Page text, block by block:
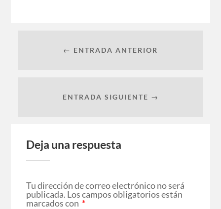
← ENTRADA ANTERIOR
ENTRADA SIGUIENTE →
Deja una respuesta
Tu dirección de correo electrónico no será
publicada. Los campos obligatorios están
marcados con *